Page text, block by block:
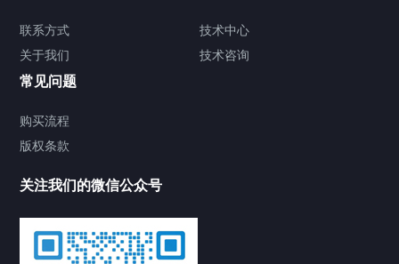
联系方式
关于我们
技术中心
技术咨询
常见问题
购买流程
版权条款
关注我们的微信公众号